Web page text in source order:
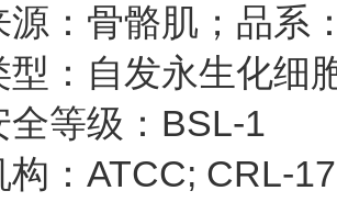
源：骨骼肌；品系
型：自发永生化细
全等级：BSL-1
构：ATCC; CRL-